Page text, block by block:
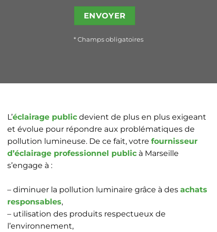
* Champs obligatoires
L’éclairage public devient de plus en plus exigeant
et évolue pour répondre aux problématiques de
pollution lumineuse. De ce fait, votre fournisseur
d’éclairage professionnel public à Marseille
s’engage à :
– diminuer la pollution luminaire grâce à des achats
responsables,
– utilisation des produits respectueux de
l’environnement,